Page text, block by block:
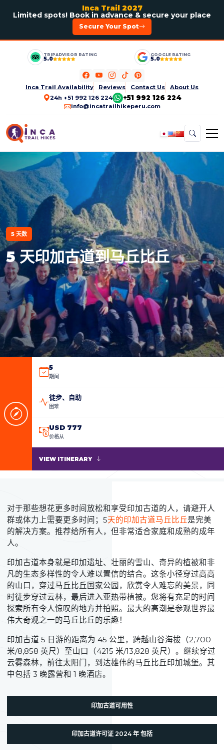
Inca Trail 2027
Limited spots! Book in advance & secure your place
Secure Your Spot
TRIPADVISOR RATING
5.0
GOOGLE RATING
5.0
Inca Trail Availability Reviews Contact Us
About Us
24h +51 992 126 224
+51 992 126 224
info@incatrailhikeperu.com
5 天数
5 天印加古道到马丘比丘
5
期间
徒步、自助
困难
USD 777
价格从
VIEW ITINERARY
对于那些想花更多时间放松和享受印加古道的人，请避开人
群或体力上需要更多时间；5天的印加古道马丘比丘是完美
的解决方案。推荐给所有人，但非常适合家庭和成熟的成年
人。
印加古道本身就是印加遗址、壮丽的雪山、奇异的植被和非
凡的生态多样性的令人难以置信的结合。这条小径穿过高高
的山口，穿过马丘比丘国家公园，欣赏令人难忘的美景，同
时徒步穿过云林，最后进入亚热带植被。您将有充足的时间
探索所有令人惊叹的地方并拍照。最大的高潮是参观世界最
伟大奇观之一的马丘比丘的乐趣！
印加古道 5 日游的距离为 45 公里，跨越山谷海拔（2,700
米/8,858 英尺）至山口（4215 米/13,828 英尺）。继续穿过
云雾森林，前往太阳门，到达雄伟的马丘比丘印加城堡。其
中包括 3 晚露营和 1 晚酒店。
印加古道可用性
印加古道许可证 2024 年 包括